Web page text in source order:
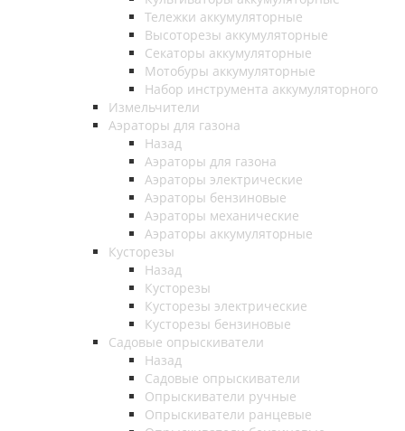
Тележки аккумуляторные
Высоторезы аккумуляторные
Секаторы аккумуляторные
Мотобуры аккумуляторные
Набор инструмента аккумуляторного
Измельчители
Аэраторы для газона
Назад
Аэраторы для газона
Аэраторы электрические
Аэраторы бензиновые
Аэраторы механические
Аэраторы аккумуляторные
Кусторезы
Назад
Кусторезы
Кусторезы электрические
Кусторезы бензиновые
Садовые опрыскиватели
Назад
Садовые опрыскиватели
Опрыскиватели ручные
Опрыскиватели ранцевые